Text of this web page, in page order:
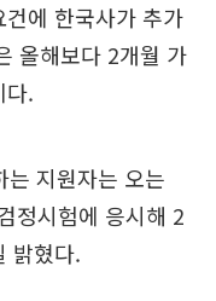
에 한국사가 추가
올해보다 2개월 가
다.
는 지원자는 오는
정시험에 응시해 2
밝혔다.